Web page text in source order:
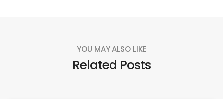
YOU MAY ALSO LIKE
Related Posts